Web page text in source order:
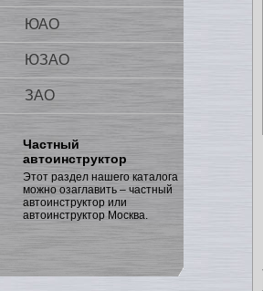
ЮАО
ЮЗАО
ЗАО
Частный
автоинструктор
Этот раздел нашего каталога
можно озаглавить – частный
автоинструктор или
автоинструктор Москва.